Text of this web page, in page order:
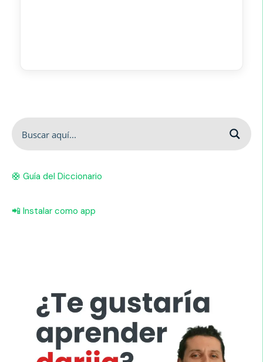
🛟 Guía del Diccionario
📲 Instalar como app